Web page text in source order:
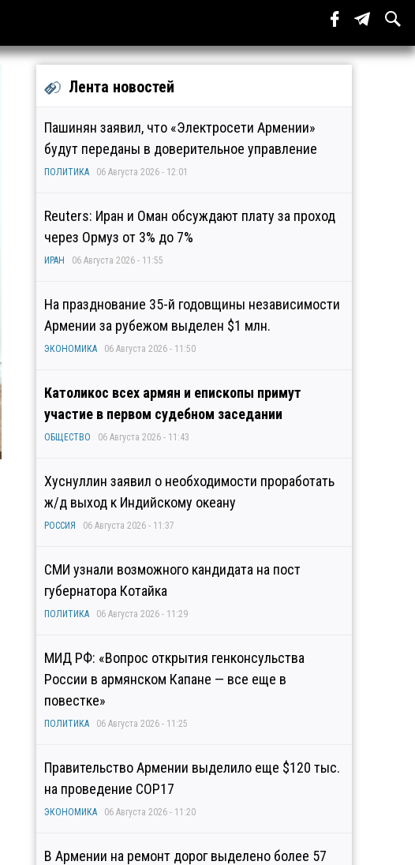
Лента новостей
Пашинян заявил, что «Электросети Армении»
будут переданы в доверительное управление
ПОЛИТИКА 06 Августа 2026 - 12:01
Reuters: Иран и Оман обсуждают плату за проход
через Ормуз от 3% до 7%
ИРАН 06 Августа 2026 - 11:55
На празднование 35-й годовщины независимости
Армении за рубежом выделен $1 млн.
ЭКОНОМИКА 06 Августа 2026 - 11:50
Католикос всех армян и епископы примут
участие в первом судебном заседании
ОБЩЕСТВО 06 Августа 2026 - 11:43
Хуснуллин заявил о необходимости проработать
ж/д выход к Индийскому океану
РОССИЯ 06 Августа 2026 - 11:37
СМИ узнали возможного кандидата на пост
губернатора Котайка
ПОЛИТИКА 06 Августа 2026 - 11:29
МИД РФ: «Вопрос открытия генконсульства
России в армянском Капане — все еще в
повестке»
ПОЛИТИКА 06 Августа 2026 - 11:25
Правительство Армении выделило еще $120 тыс.
на проведение COP17
ЭКОНОМИКА 06 Августа 2026 - 11:20
В Армении на ремонт дорог выделено более 57